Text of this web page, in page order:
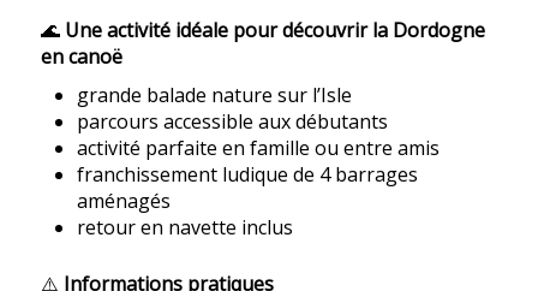
🌊 Une activité idéale pour découvrir la Dordogne
en canoë
grande balade nature sur l’Isle
parcours accessible aux débutants
activité parfaite en famille ou entre amis
franchissement ludique de 4 barrages
aménagés
retour en navette inclus
⚠️ Informations pratiques